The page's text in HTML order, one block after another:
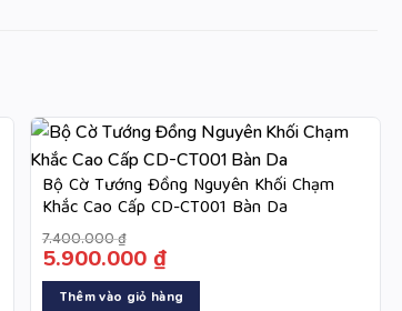
Bộ Cờ Tướng Đồng Nguyên Khối Chạm
Khắc Cao Cấp CD-CT001 Bàn Da
7.400.000₫
5.900.000 ₫
Thêm vào giỏ hàng